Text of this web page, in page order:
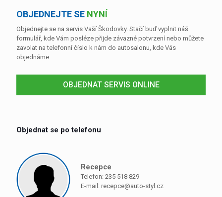
OBJEDNEJTE SE NYNÍ
Objednejte se na servis Vaší Škodovky. Stačí buď vyplnit náš
formulář, kde Vám posléze přijde závazné potvrzení nebo můžete
zavolat na telefonní číslo k nám do autosalonu, kde Vás
objednáme.
OBJEDNAT SERVIS ONLINE
Objednat se po telefonu
Recepce
Telefon: 235 518 829
E-mail: recepce@auto-styl.cz